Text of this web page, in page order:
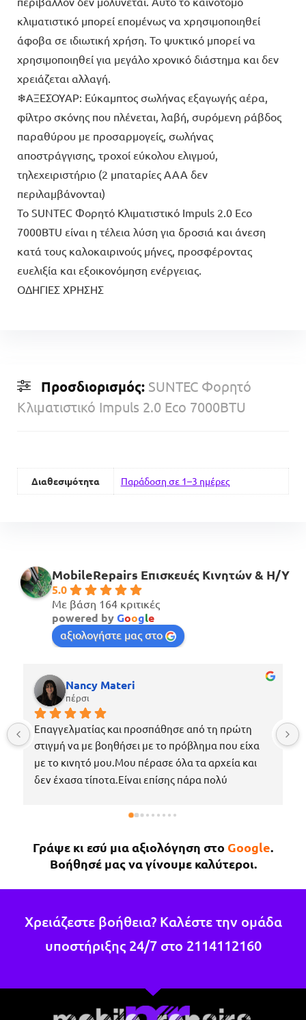
κλιματιστικό μπορεί επομένως να χρησιμοποιηθεί
άφοβα σε ιδιωτική χρήση. Το ψυκτικό μπορεί να
χρησιμοποιηθεί για μεγάλο χρονικό διάστημα και δεν
χρειάζεται αλλαγή.
❄ΑΞΕΣΟΥΑΡ: Εύκαμπτος σωλήνας εξαγωγής αέρα,
φίλτρο σκόνης που πλένεται, λαβή, συρόμενη ράβδος
παραθύρου με προσαρμογείς, σωλήνας
αποστράγγισης, τροχοί εύκολου ελιγμού,
τηλεχειριστήριο (2 μπαταρίες AAA δεν
περιλαμβάνονται)
Το SUNTEC Φορητό Κλιματιστικό Impuls 2.0 Eco
7000BTU είναι η τέλεια λύση για δροσιά και άνεση
κατά τους καλοκαιρινούς μήνες, προσφέροντας
ευελιξία και εξοικονόμηση ενέργειας.
ΟΔΗΓΙΕΣ ΧΡΗΣΗΣ
Προσδιορισμός: SUNTEC Φορητό
Κλιματιστικό Impuls 2.0 Eco 7000BTU
Διαθεσιμότητα Παράδοση σε 1–3 ημέρες
MobileRepairs Επισκευές Κινητών & H/Y
5.0
Με βάση 164 κριτικές
powered byGoogle
αξιολογήστε μας στο
Nancy Materi
πέρσι
Επαγγελματίας και προσπάθησε από τη πρώτη
στιγμή να με βοηθήσει με το πρόβλημα που είχα
με το κινητό μου.Μου πέρασε όλα τα αρχεία και
δεν έχασα τίποτα.Είναι επίσης πάρα πολύ
να πάρω το κινητό μου το νωρίτερο δυνατόν
κάτι άλλο θα επιστρέψω σίγουρα.
Γράψε κι εσύ μια αξιολόγηση στο Google.
Βοήθησέ μας να γίνουμε καλύτεροι.
Χρειάζεστε βοήθεια? Καλέστε την ομάδα
υποστήριξης 24/7 στο 2114112160